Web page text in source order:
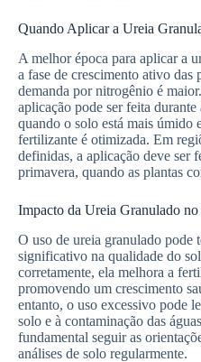
Quando Aplicar a Ureia
A melhor época para aplicar a
a fase de crescimento ativo das
demanda por nitrogênio é
aplicação pode ser feita durante
quando o solo está mais úmido
fertilizante é otimizada. Em
definidas, a aplicação deve ser
primavera, quando as plantas
Impacto da Ureia Granulado
O uso de ureia granulado pode
significativo na qualidade do
corretamente, ela melhora a
promovendo um crescimento
entanto, o uso excessivo pode
solo e à contaminação das
fundamental seguir as
análises de solo regularmente.